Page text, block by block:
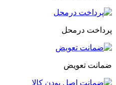
پرداخت درمحل
ضمانت تعویض